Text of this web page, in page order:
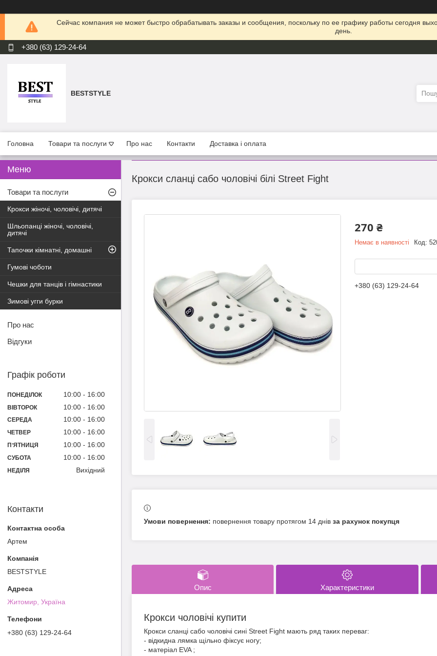
Сейчас компания не может быстро обрабатывать заказы и сообщения, поскольку по ее графику работы сегодня
день.
+380 (63) 129-24-64
BESTSTYLE
Головна Товари та послуги Про нас Контакти Доставка і оплата
Крокси сланці сабо чоловічі білі Street Fight
270 ₴
Немає в наявності Код:
+380 (63) 129-24-64
повернення товару протягом 14 днів за рахунок покупця
Опис Характеристики
Крокси чоловічі купити
Крокси сланці сабо чоловічі сині Street Fight мають ряд таких переваг:
- відкидна лямка щільно фіксує ногу;
- матеріал EVA ;
Товари та послуги
Крокси жіночі, чоловічі, дитячі
Шльопанці жіночі, чоловічі,
дитячі
Тапочки кімнатні, домашні
Гумові чоботи
Чешки для танців і гімнастики
Зимові угги бурки
Про нас
Відгуки
Графік роботи
ПОНЕДІЛОК 10:00 16:00
ВІВТОРОК 10:00 16:00
СЕРЕДА 10:00 16:00
ЧЕТВЕР 10:00 16:00
ПʼЯТНИЦЯ 10:00 16:00
СУБОТА 10:00 16:00
НЕДІЛЯ Вихідний
Контакти
Артем
BESTSTYLE
Житомир, Україна
+380 (63) 129-24-64